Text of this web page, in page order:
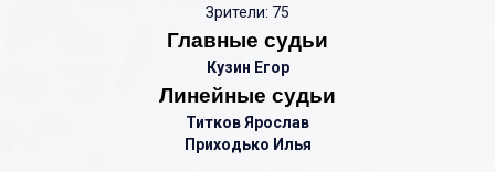
Зрители: 75
Главные судьи
Кузин Егор
Линейные судьи
Титков Ярослав
Приходько Илья